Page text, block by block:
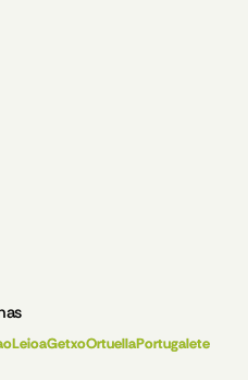
LeioaGetxoOrtuellaPortugalete